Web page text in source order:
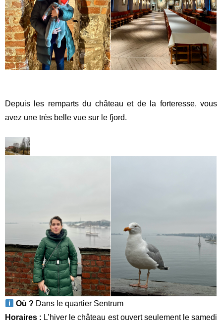
Depuis les remparts du château et de la forteresse, vous
avez une très belle vue sur le fjord.